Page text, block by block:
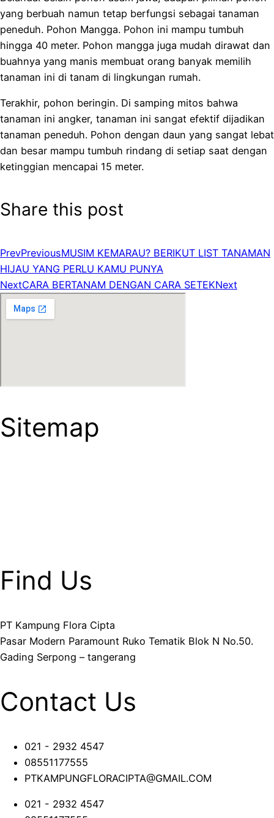
yang berbuah namun tetap berfungsi sebagai tanaman
peneduh. Pohon Mangga. Pohon ini mampu tumbuh
hingga 40 meter. Pohon mangga juga mudah dirawat dan
buahnya yang manis membuat orang banyak memilih
tanaman ini di tanam di lingkungan rumah.
Terakhir, pohon beringin. Di samping mitos bahwa
tanaman ini angker, tanaman ini sangat efektif dijadikan
tanaman peneduh. Pohon dengan daun yang sangat lebat
dan besar mampu tumbuh rindang di setiap saat dengan
ketinggian mencapai 15 meter.
Share this post
PrevPreviousMUSIM KEMARAU? BERIKUT LIST TANAMAN
HIJAU YANG PERLU KAMU PUNYA
NextCARA BERTANAM DENGAN CARA SETEKNext
Sitemap
Find Us
PT Kampung Flora Cipta
Pasar Modern Paramount Ruko Tematik Blok N No.50.
Gading Serpong – tangerang
Contact Us
021 - 2932 4547
08551177555
PTKAMPUNGFLORACIPTA@GMAIL.COM
021 - 2932 4547